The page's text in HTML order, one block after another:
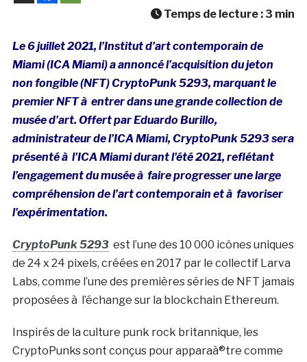
Temps de lecture : 3 min
Le 6 juillet 2021, l’Institut d’art contemporain de
Miami (ICA Miami) a annoncé l’acquisition du jeton
non fongible (NFT) CryptoPunk 5293, marquant le
premier NFT à entrer dans une grande collection de
musée d’art. Offert par Eduardo Burillo,
administrateur de l’ICA Miami, CryptoPunk 5293 sera
présenté à l’ICA Miami durant l’été 2021, reflétant
l’engagement du musée à faire progresser une large
compréhension de l’art contemporain et à favoriser
l’expérimentation.
CryptoPunk 5293est l’une des 10 000 icônes uniques
de 24 x 24 pixels, créées en 2017 par le collectif Larva
Labs, comme l’une des premières séries de NFT jamais
proposées à l’échange sur la blockchain Ethereum.
Inspirés de la culture punk rock britannique, les
CryptoPunks sont conçus pour apparaà®tre comme